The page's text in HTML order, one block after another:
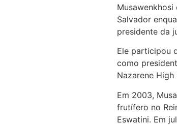
Salvador
presidente da
Ele participou
como
Nazarene
Em 2003,
frutífero no
Eswatini. Em